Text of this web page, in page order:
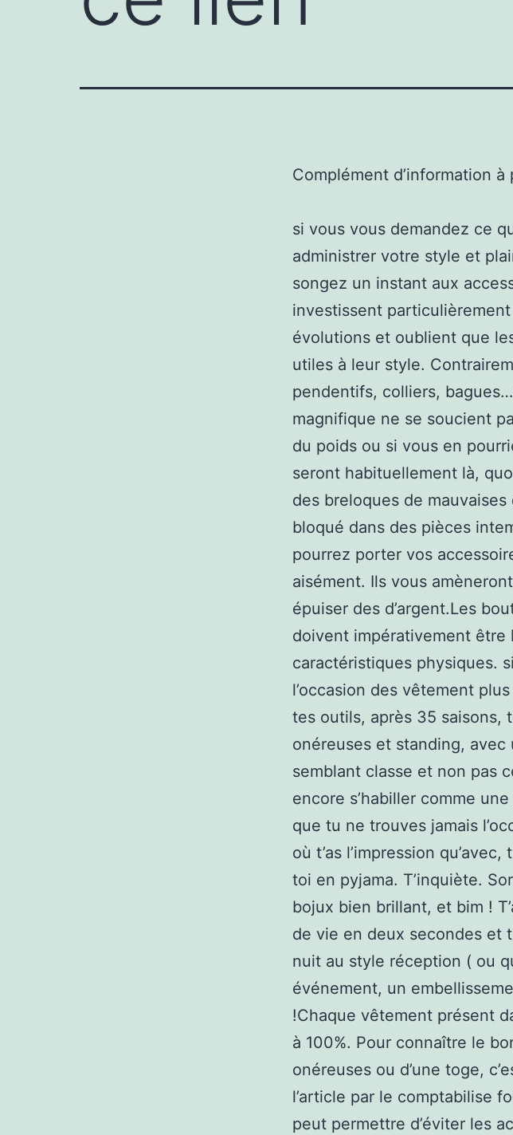
Complément d’information à
si vous vous demandez ce
administrer votre style et
songez un instant aux
investissent
évolutions et oublient que
utiles à leur style.
pendentifs, colliers,
magnifique ne se soucient
du poids ou si vous en
seront habituellement là,
des breloques de
bloqué dans des pièces
pourrez porter vos
aisément. Ils vous
épuiser des d’argent.Les
doivent impérativement
caractéristiques physiques.
l’occasion des vêtement
tes outils, après 35 saisons,
onéreuses et standing,
semblant classe et non pas
encore s’habiller comme
que tu ne trouves jamais
où t’as l’impression
toi en pyjama. T’inquiète.
bojux bien brillant, et bim !
de vie en deux secondes et
nuit au style réception ( ou
événement, un
!Chaque vêtement présent
à 100%. Pour connaître le
onéreuses ou d’une toge,
l’article par le comptabilise
peut permettre d’éviter les